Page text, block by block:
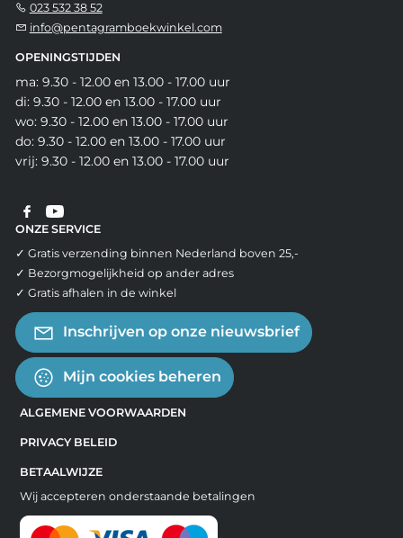
023 532 38 52
info@pentagramboekwinkel.com
OPENINGSTIJDEN
ma: 9.30 - 12.00 en 13.00 - 17.00 uur
di: 9.30 - 12.00 en 13.00 - 17.00 uur
wo: 9.30 - 12.00 en 13.00 - 17.00 uur
do: 9.30 - 12.00 en 13.00 - 17.00 uur
vrij: 9.30 - 12.00 en 13.00 - 17.00 uur
ONZE SERVICE
✓ Gratis verzending binnen Nederland boven 25,-
✓ Bezorgmogelijkheid op ander adres
✓ Gratis afhalen in de winkel
Inschrijven op onze nieuwsbrief
Mijn cookies beheren
ALGEMENE VOORWAARDEN
PRIVACY BELEID
BETAALWIJZE
Wij accepteren onderstaande betalingen